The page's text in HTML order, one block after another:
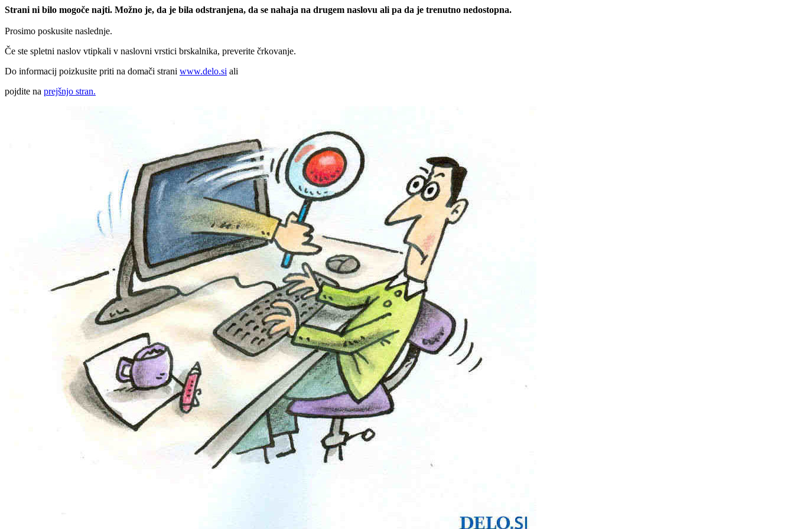
Strani ni bilo mogoče najti. Možno je, da je bila odstranjena, da se nahaja na drugem naslovu ali pa da je trenutno nedostopna.
Prosimo poskusite naslednje.
Če ste spletni naslov vtipkali v naslovni vrstici brskalnika, preverite črkovanje.
Do informacij poizkusite priti na domači strani www.delo.si ali
pojdite na prejšnjo stran.